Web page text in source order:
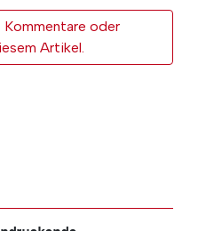
Kommentare oder
Artikel.